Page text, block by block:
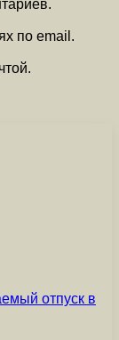
по email.
отпуск в